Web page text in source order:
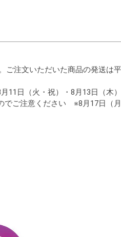
ご注文いただいた商品の発送は
休日となりま
11日（火・祝）・8月13日（木
でご注意ください ※8月17日（